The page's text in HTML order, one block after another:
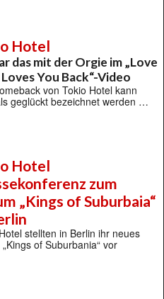
Hotel
das mit der Orgie im „Love
You Back“-Video
von Tokio Hotel kann
geglückt bezeichnet werden …
Hotel
zum
„Kings of Suburbaia“
stellten in Berlin ihr neues
of Suburbania“ vor